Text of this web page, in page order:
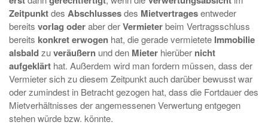
Zeitpunktdes Abschlussesdes Mietvertragesentweder
bereits vorlag oderaber derVermieterbeim Vertragsschluss
bereits konkret erwogen hat, die gerade vermietete Immobilie
alsbaldzuveräußern und den Mieter hierüber nicht
aufgeklärt hat. Außerdem wird man fordern müssen, dass der
Vermieter sich zu diesem Zeitpunkt auch darüber bewusst war
oder zumindest in Betracht gezogen hat, dass die Fortdauer des
Mietverhältnisses der angemessenen Verwertung entgegen
stehen würde bzw. könnte.